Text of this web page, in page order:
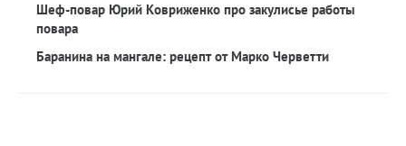
Шеф-повар Юрий Ковриженко про закулисье работы
повара
Баранина на мангале: рецепт от Марко Черветти